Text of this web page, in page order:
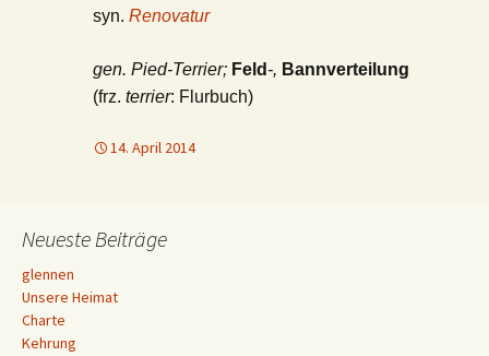
syn. Renovatur
gen. Pied-Terrier; Feld -, Bannverteilung
(frz. terrier: Flurbuch)
14. April 2014
Neueste Beiträge
glennen
Unsere Heimat
Charte
Kehrung